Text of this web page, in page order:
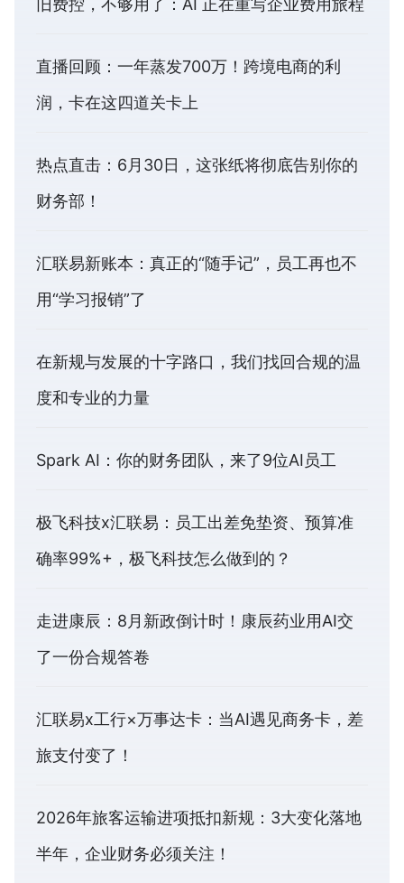
直播回顾：一年蒸发700万！跨境电商的利
润，卡在这四道关卡上
热点直击：6月30日，这张纸将彻底告别你的
财务部！
汇联易新账本：真正的“随手记”，员工再也不
用“学习报销”了
在新规与发展的十字路口，我们找回合规的温
度和专业的力量
Spark AI：你的财务团队，来了9位AI员工
极飞科技x汇联易：员工出差免垫资、预算准
确率99%+，极飞科技怎么做到的？
走进康辰：8月新政倒计时！康辰药业用AI交
了一份合规答卷
汇联易x工行×万事达卡：当AI遇见商务卡，差
旅支付变了！
2026年旅客运输进项抵扣新规：3大变化落地
半年，企业财务必须关注！